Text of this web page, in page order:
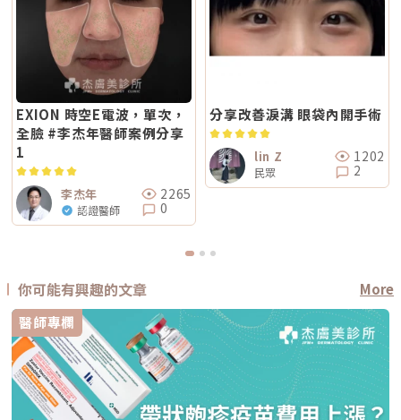
EXION 時空E電波，單次，
全臉 #李杰年醫師案例分享
1
李杰年
認證醫師
2265
0
分享改善淚溝 眼袋內開手術
lin Z
民眾
1202
2
你可能有興趣的文章
More
醫師專欄